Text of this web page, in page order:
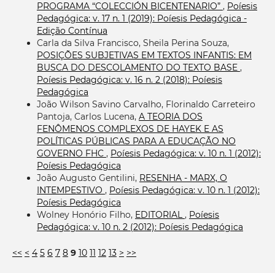
PROGRAMA “COLECCIÓN BICENTENARIO” , Poíesis
Pedagógica: v. 17 n. 1 (2019): Poíesis Pedagógica -
Edição Contínua
Carla da Silva Francisco, Sheila Perina Souza,
POSIÇÕES SUBJETIVAS EM TEXTOS INFANTIS: EM
BUSCA DO DESCOLAMENTO DO TEXTO BASE ,
Poíesis Pedagógica: v. 16 n. 2 (2018): Poíesis
Pedagógica
João Wilson Savino Carvalho, Florinaldo Carreteiro
Pantoja, Carlos Lucena, A TEORIA DOS
FENÔMENOS COMPLEXOS DE HAYEK E AS
POLÍTICAS PÚBLICAS PARA A EDUCAÇÃO NO
GOVERNO FHC , Poíesis Pedagógica: v. 10 n. 1 (2012):
Poíesis Pedagógica
João Augusto Gentilini, RESENHA - MARX, O
INTEMPESTIVO , Poíesis Pedagógica: v. 10 n. 1 (2012):
Poíesis Pedagógica
Wolney Honório Filho, EDITORIAL, Poíesis
Pedagógica: v. 10 n. 2 (2012): Poíesis Pedagógica
<< < 4 5 6 7 8 9 10 11 12 13 > >>